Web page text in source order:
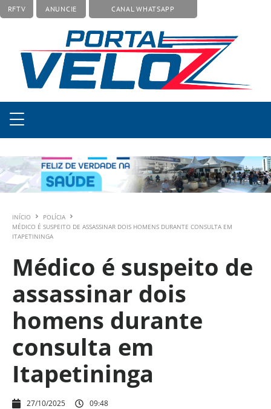
RFTV ANUNCIE CANAL WHATSAPP
INÍCIO
POLÍCIA
MÉDICO É SUSPEITO DE ASSASSINAR DOIS HOMENS DURANTE CONSULTA EM
ITAPETININGA
Médico é suspeito de
assassinar dois
homens durante
consulta em
Itapetininga
27/10/2025 09:48